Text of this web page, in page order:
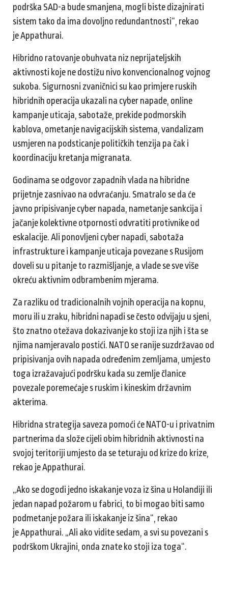
podrška SAD-a bude smanjena, mogli biste dizajnirati
sistem tako da ima dovoljno redundantnosti“, rekao
je Appathurai.
Hibridno ratovanje obuhvata niz neprijateljskih
aktivnosti koje ne dostižu nivo konvencionalnog vojnog
sukoba. Sigurnosni zvaničnici su kao primjere ruskih
hibridnih operacija ukazali na cyber napade, online
kampanje uticaja, sabotaže, prekide podmorskih
kablova, ometanje navigacijskih sistema, vandalizam
usmjeren na podsticanje političkih tenzija pa čak i
koordinaciju kretanja migranata.
Godinama se odgovor zapadnih vlada na hibridne
prijetnje zasnivao na odvraćanju. Smatralo se da će
javno pripisivanje cyber napada, nametanje sankcija i
jačanje kolektivne otpornosti odvratiti protivnike od
eskalacije. Ali ponovljeni cyber napadi, sabotaža
infrastrukture i kampanje uticaja povezane s Rusijom
doveli su u pitanje to razmišljanje, a vlade se sve više
okreću aktivnim odbrambenim mjerama.
Za razliku od tradicionalnih vojnih operacija na kopnu,
moru ili u zraku, hibridni napadi se često odvijaju u sjeni,
što znatno otežava dokazivanje ko stoji iza njih i šta se
njima namjeravalo postići. NATO se ranije suzdržavao od
pripisivanja ovih napada određenim zemljama, umjesto
toga izražavajući podršku kada su zemlje članice
povezale poremećaje s ruskim i kineskim državnim
akterima.
Hibridna strategija saveza pomoći će NATO-u i privatnim
partnerima da slože cijeli obim hibridnih aktivnosti na
svojoj teritoriji umjesto da se teturaju od krize do krize,
rekao je Appathurai.
„Ako se dogodi jedno iskakanje voza iz šina u Holandiji ili
jedan napad požarom u fabrici, to bi mogao biti samo
podmetanje požara ili iskakanje iz šina“, rekao
je Appathurai. „Ali ako vidite sedam, a svi su povezani s
podrškom Ukrajini, onda znate ko stoji iza toga“.